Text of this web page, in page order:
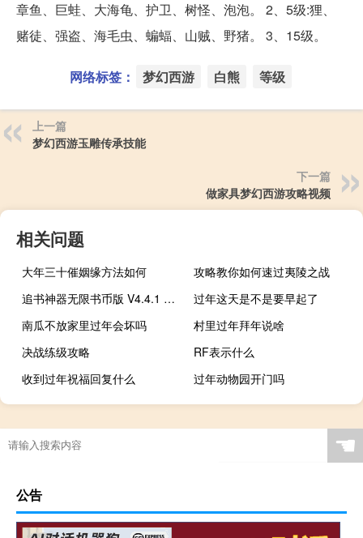
章鱼、巨蛙、大海龟、护卫、树怪、泡泡。 2、5级:狸、
赌徒、强盗、海毛虫、蝙蝠、山贼、野猪。 3、15级。
网络标签： 梦幻西游 白熊 等级
上一篇
梦幻西游玉雕传承技能
下一篇
做家具梦幻西游攻略视频
相关问题
大年三十催姻缘方法如何
攻略教你如何速过夷陵之战
追书神器无限书币版 V4.4.1 电脑免费版（追书神器无限书币版 V4.4.1 电脑免费版功能简介）
过年这天是不是要早起了
南瓜不放家里过年会坏吗
村里过年拜年说啥
决战练级攻略
RF表示什么
收到过年祝福回复什么
过年动物园开门吗
☚
公告